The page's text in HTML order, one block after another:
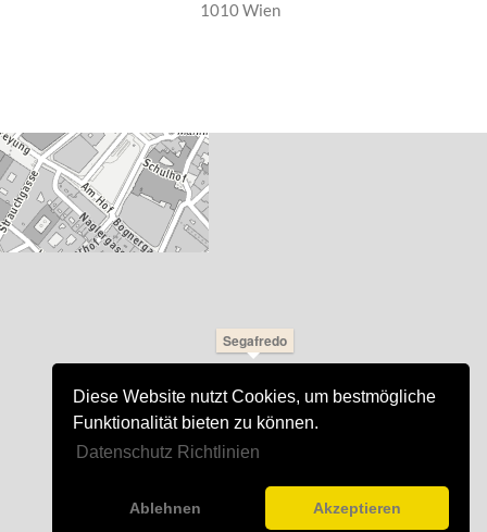
Diese Website nutzt Cookies, um bestmögliche
Funktionalität bieten zu können.
Datenschutz Richtlinien
Ablehnen Akzeptieren
1010 Wien
Segafredo